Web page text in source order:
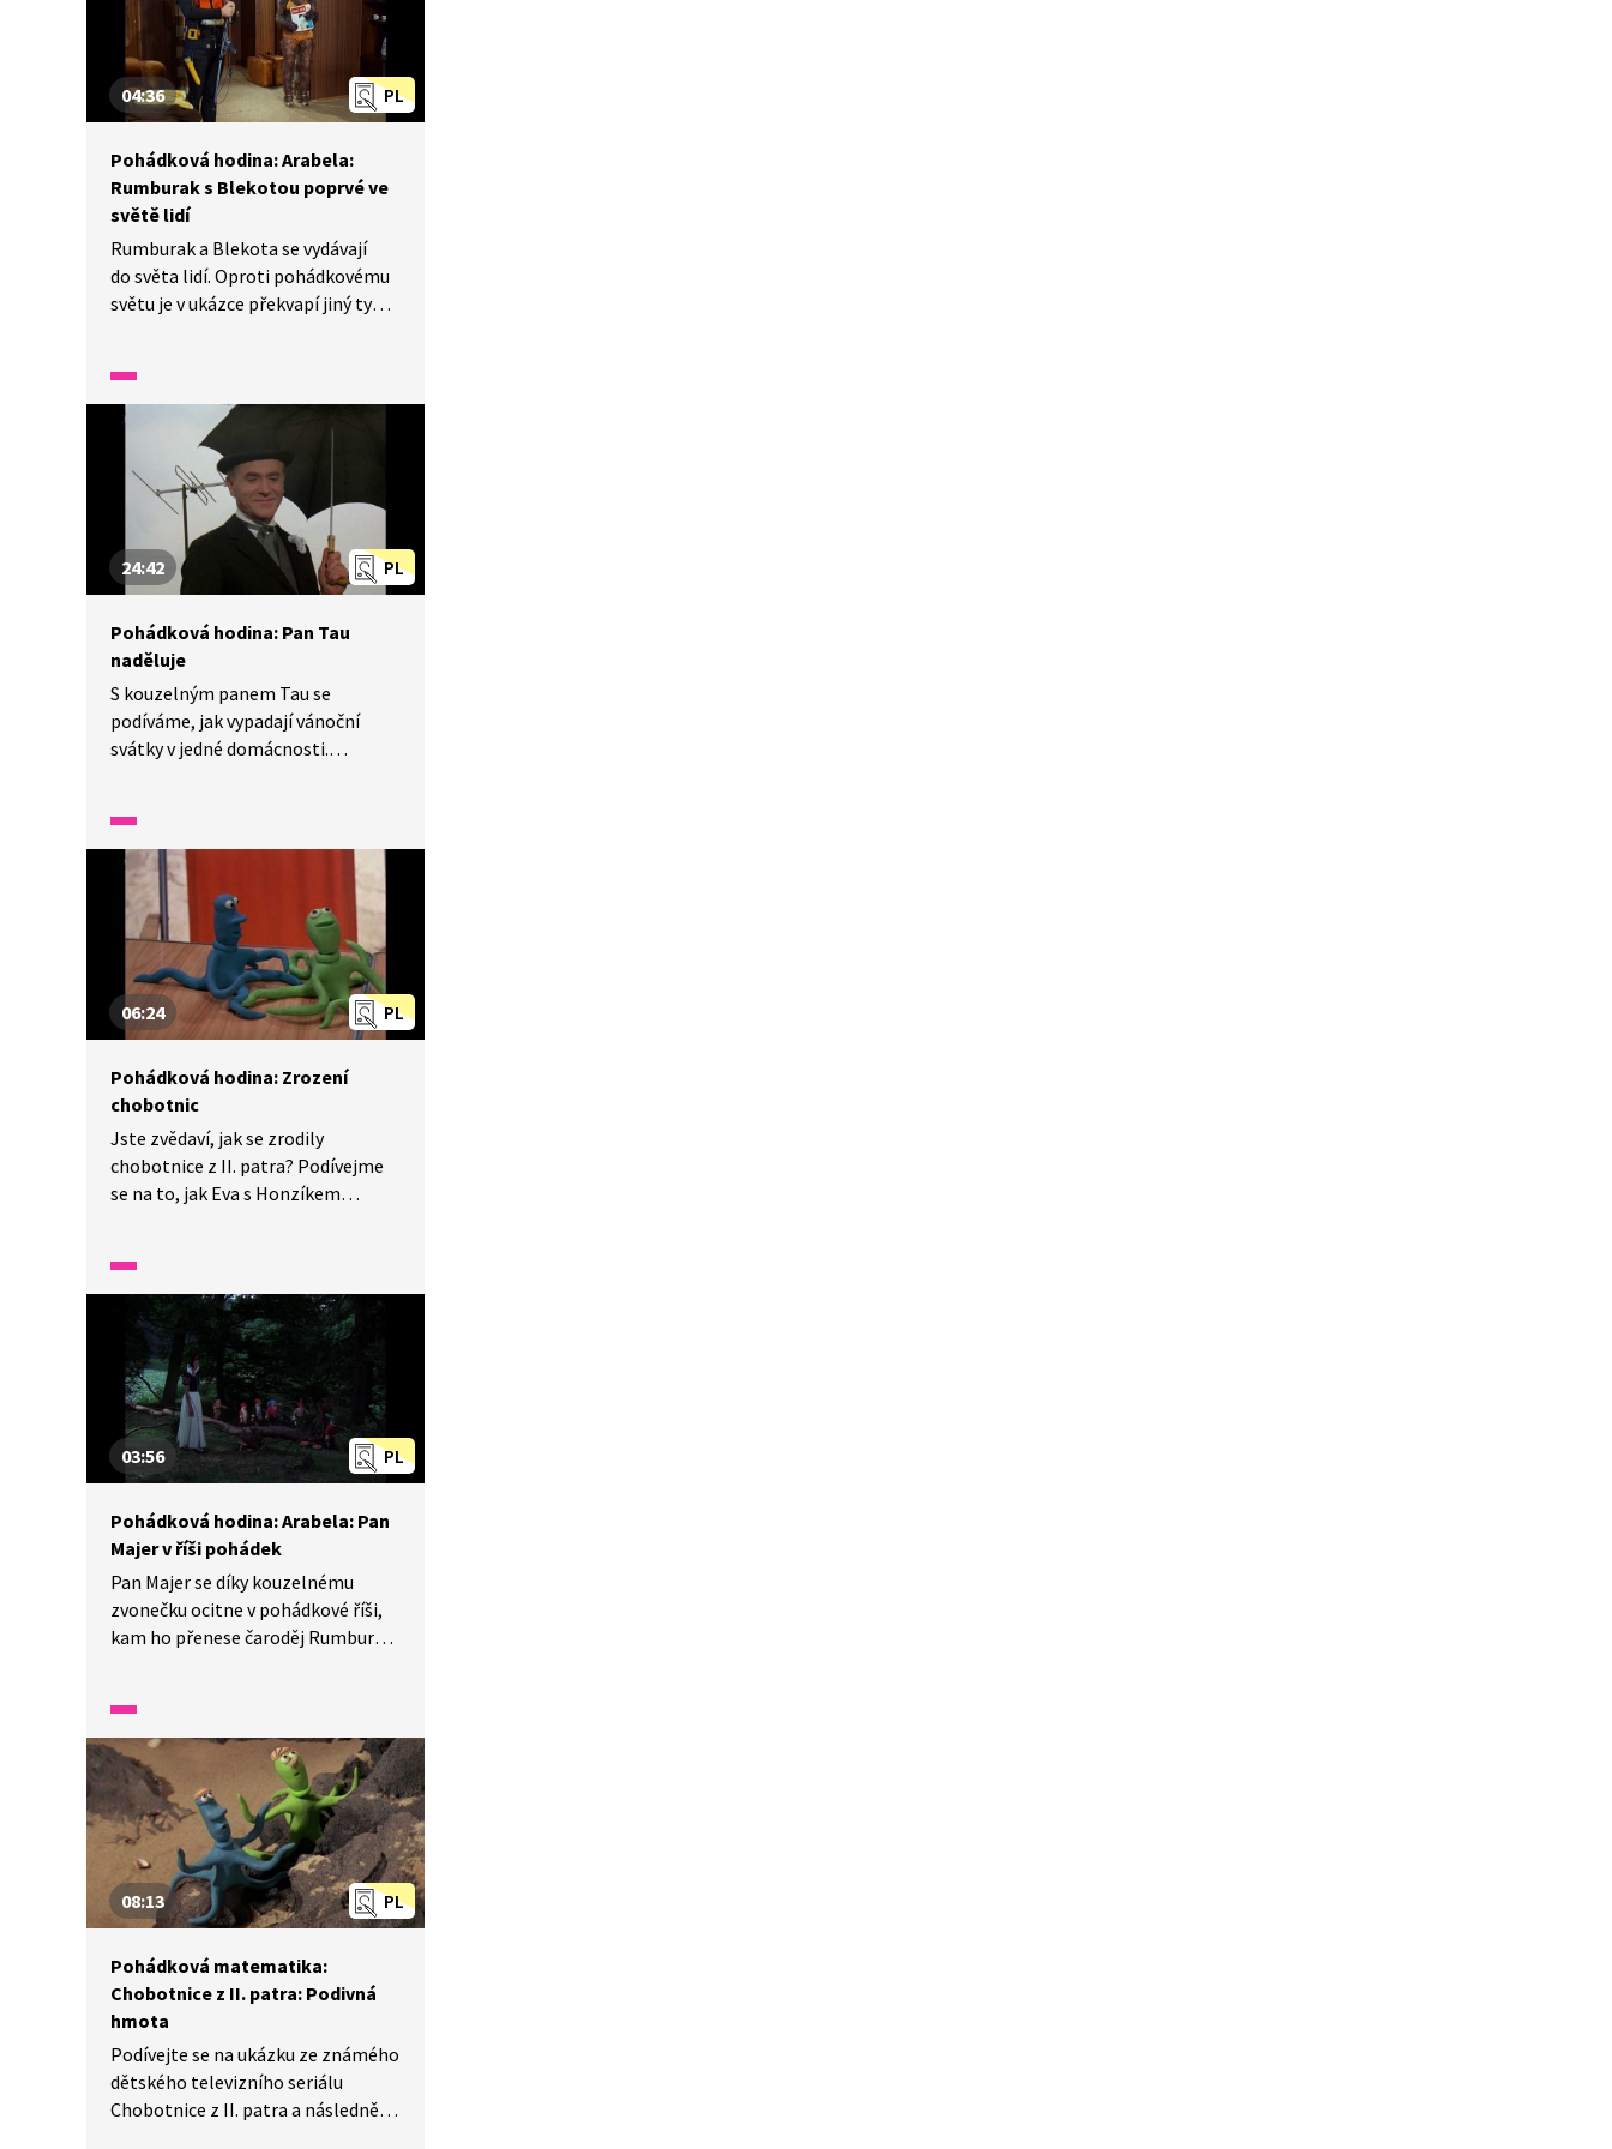
PL
04:36
Pohádková hodina: Arabela:
Rumburak s Blekotou poprvé ve
světě lidí
Rumburak a Blekota se vydávají
do světa lidí. Oproti pohádkovému
světu je v ukázce překvapí jiný typ
pravý význam.
PL
24:42
Pohádková hodina: Pan Tau
naděluje
S kouzelným panem Tau se
podíváme, jak vypadají vánoční
svátky v jedné domácnosti.
ve vaně? A jak to, že mluví? Zvládne
dědeček zkompletovat betlém?
Kdo snědl všechno cukroví? Jaké
vánoční tradice držíte doma vy?
PL
06:24
Pohádková hodina: Zrození
chobotnic
Jste zvědaví, jak se zrodily
chobotnice z II. patra? Podívejme
se na to, jak Eva s Honzíkem
Jaká dobrodružství společně
s mluvící hmotou zažijí? Nechte
děti k video ukázce vypracovat
pracovní listy.
PL
03:56
Pohádková hodina: Arabela: Pan
Majer v říši pohádek
Pan Majer se díky kouzelnému
zvonečku ocitne v pohádkové říši,
kam ho přenese čaroděj Rumburak.
potká. Podívejte se, jaký malér
během malé chvilky způsobí.
PL
08:13
Pohádková matematika:
Chobotnice z II. patra: Podivná
hmota
Podívejte se na ukázku ze známého
dětského televizního seriálu
Chobotnice z II. patra a následně